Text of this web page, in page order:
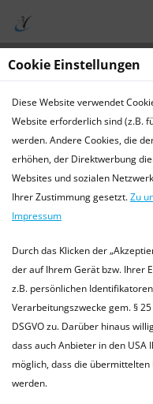
Terminsprechstunde
Aktuelles
Aktuelles
Informationen aus
besuchen Sie uns...
Filtern
Cookie Einstellungen
Diese Website verwendet
Website erforderlich sind (z.B.
werden. Andere Cookies, die
erhöhen, der Direktwerbung
Websites und sozialen
Ihrer Zustimmung gesetzt.Zu
Impressum
Durch das Klicken der
der auf Ihrem Gerät bzw. Ihrer
z.B. persönlichen
Verarbeitungszwecke gem. §
DSGVO zu. Darüber hinaus
dass auch Anbieter in den USA
möglich, dass die
werden.